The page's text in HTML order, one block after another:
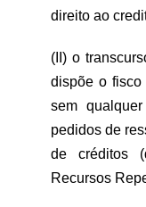
direito ao
(II) o
dispõe o fisco
sem
pedidos de
de créditos
Recursos